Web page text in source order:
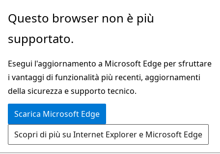
Ignora
passa
contenuto
principale
Questo browser non è più
supportato.
Esegui l'aggiornamento a Microsoft Edge per sfruttare
i vantaggi di funzionalità più recenti, aggiornamenti
della sicurezza e supporto tecnico.
Scarica Microsoft Edge
Scopri di più su Internet Explorer e Microsoft Edge